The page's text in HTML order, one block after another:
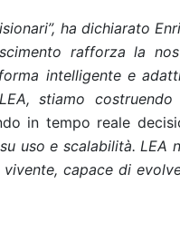
ha dichiarato
rafforza la
intelligente e
stiamo costruendo
in tempo reale
uso e scalabilità. LEA
capace di